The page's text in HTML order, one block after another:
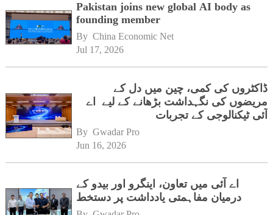
Pakistan joins new global AI body as
founding member
By China Economic Net
Jul 17, 2026
ڈاکٹروں کی کمی، چین میں دل کے
مریضوں کی نگہداشت بڑھانے کے لیے اے
آئی ٹیکنالوجی کے تجربات
By Gwadar Pro
Jun 16, 2026
اے آئی میں تعاون، اینگرو اور بیدو کے
درمیان مفاہمتی یادداشت پر دستخط